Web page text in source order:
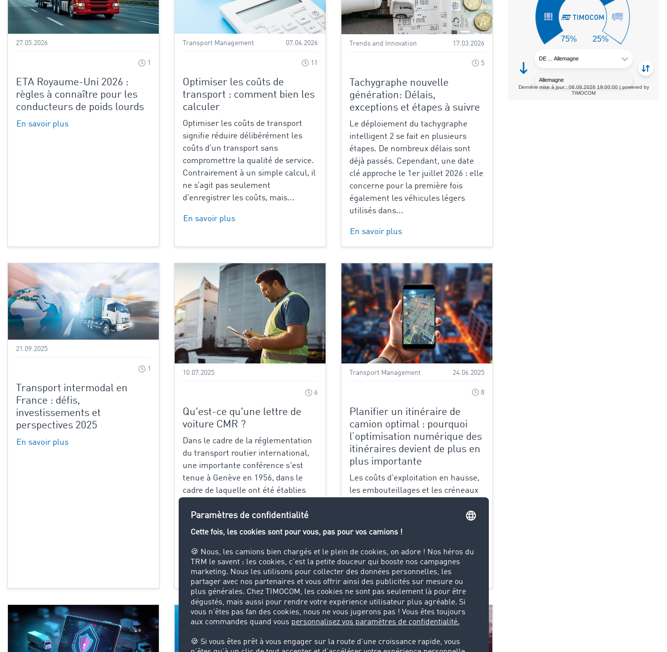
27.05.2026
1
ETA Royaume-Uni 2026 :
règles à connaître pour les
conducteurs de poids lourds
En savoir plus
Transport Management 07.04.2026
11
Optimiser les coûts de
transport : comment bien les
calculer
Optimiser les coûts de transport
signifie réduire délibérément les
coûts d’un transport sans
compromettre la qualité de service.
Contrairement à un simple calcul, il
ne s’agit pas seulement
d’enregistrer les coûts, mais...
En savoir plus
Trends and Innovation 17.03.2026
5
Tachygraphe nouvelle
génération: Délais,
exceptions et étapes à suivre
Le déploiement du tachygraphe
intelligent 2 se fait en plusieurs
étapes. De nombreux délais sont
déjà passés. Cependant, une date
clé approche le 1er juillet 2026 : elle
concerne pour la première fois
également les véhicules légers
utilisés dans...
En savoir plus
21.09.2025
1
Transport intermodal en
France : défis,
investissements et
perspectives 2025
En savoir plus
10.07.2025
6
Qu'est-ce qu'une lettre de
voiture CMR ?
Dans le cadre de la réglementation
du transport routier international,
une importante conférence s'est
tenue à Genève en 1956, dans le
cadre de laquelle ont été établies
pour le transport routier entre
deux...
En savoir plus
Transport Management 24.06.2025
8
Planifier un itinéraire de
camion optimal : pourquoi
l’optimisation numérique des
itinéraires devient de plus en
plus importante
Les coûts d’exploitation en hausse,
les embouteillages et les créneaux
du transport sous pression. Pour
rester compétitif, il ne suffit plus de
L’optimisation ciblée...
En savoir plus